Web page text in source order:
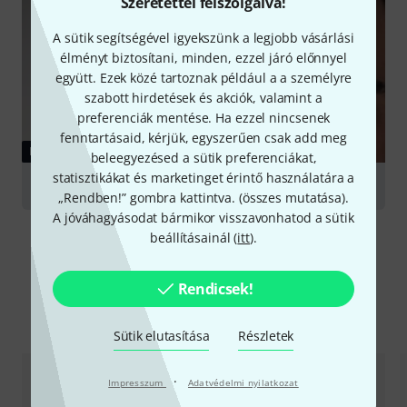
A sütik segítségével igyekszünk a legjobb vásárlási
élményt biztosítani, minden, ezzel járó előnnyel
együtt. Ezek közé tartoznak például a a személyre
szabott hirdetések és akciók, valamint a
preferenciák mentése. Ha ezzel nincsenek
fenntartásaid, kérjük, egyszerűen csak add meg
beleegyezésed a sütik preferenciákat,
statisztikákat és marketinget érintő használatára a
„Rendben!” gombra kattintva. (összes mutatása).
A jóváhagyásodat bármikor visszavonhatod a sütik
beállításainál (itt).
Rendicsek!
Sütik elutasítása Részletek
Impresszum · Adatvédelmi nyilatkozat
KALAUZ
Headphones
Alternatívák összevetése